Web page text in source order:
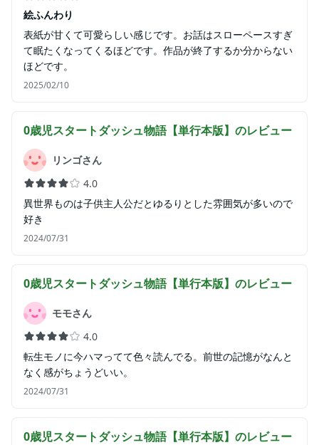
絵ふんわり
表紙が甘くて可愛らしい感じです。お話はスローペースすぎ
て眠たくなってくるほどです。作品が終了するか分からない
ほどです。
2025/02/10
0歳児スタートダッシュ物語【単行本版】 のレビュー
リンゴさん
4.0
異世界ものは子供主人公だとゆるりとした雰囲気が多いので
好き
2024/07/31
0歳児スタートダッシュ物語【単行本版】 のレビュー
モモさん
4.0
転生モノに今ハマってて色々読んでる。前世の記憶がなんと
なく感がちょうどいい。
2024/07/31
0歳児スタートダッシュ物語【単行本版】 のレビュー